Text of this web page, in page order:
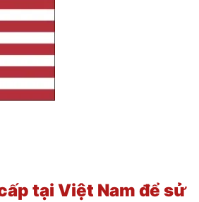
tại Việt Nam để sử